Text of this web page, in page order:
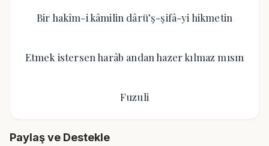
Bir hakîm-i kâmilin dârü’ş-şifâ-yi hikmetin
Etmek istersen harâb andan hazer kılmaz mısın
Fuzuli
Paylaş ve Destekle